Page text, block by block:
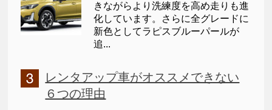
きながらより洗練度を高め走りも進
化しています。さらに全グレードに
新色としてラピスブルーパールが
追...
レンタアップ車がオススメできない
６つの理由